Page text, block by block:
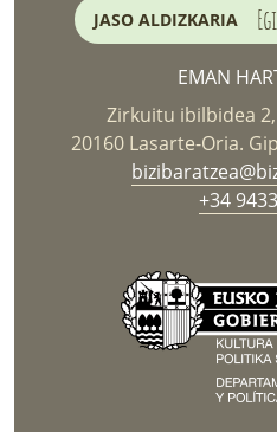
JASO ALDIZKARIA
EMAN
Zirkuitu ibilbidea
20160 Lasarte-Oria.
+34